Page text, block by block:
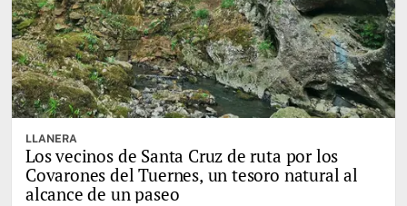
LLANERA
Los vecinos de Santa Cruz de ruta por los
Covarones del Tuernes, un tesoro natural al
alcance de un paseo